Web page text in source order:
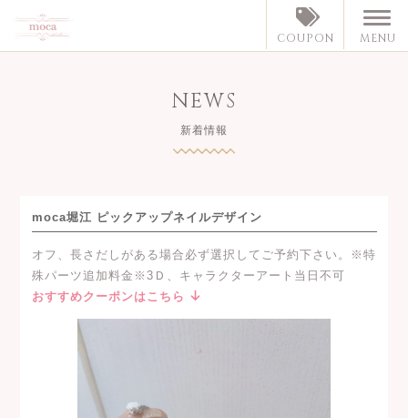
COUPON MENU
NEWS
新着情報
moca堀江 ピックアップネイルデザイン
オフ、長さだしがある場合必ず選択してご予約下さい。※特
殊パーツ追加料金※3Ｄ、キャラクターアート当日不可
おすすめクーポンはこちら